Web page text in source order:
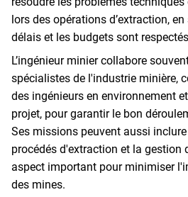
lors des opérations d’extraction, en
délais et les budgets sont
L’ingénieur minier collabore
spécialistes de l'industrie minière,
des ingénieurs en environnement
projet, pour garantir le bon
Ses missions peuvent aussi
procédés d'extraction et la gestion
aspect important pour minimiser
des mines.